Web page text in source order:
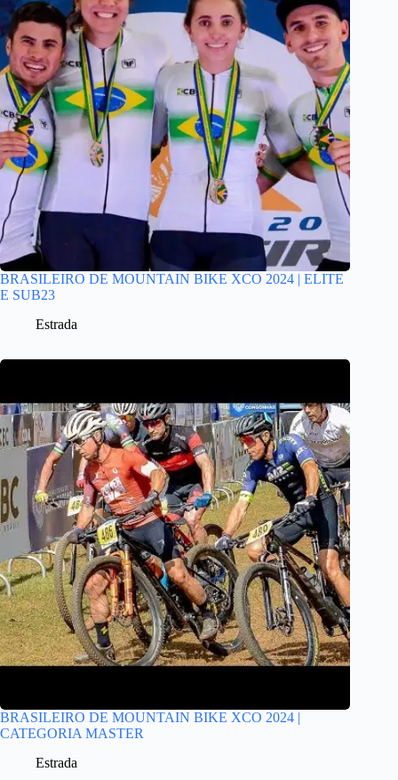
BRASILEIRO DE MOUNTAIN BIKE XCO 2024 | ELITE
E SUB23
Estrada
BRASILEIRO DE MOUNTAIN BIKE XCO 2024 |
CATEGORIA MASTER
Estrada